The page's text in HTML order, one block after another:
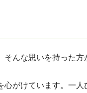
そんな思いを持った
がけています。一